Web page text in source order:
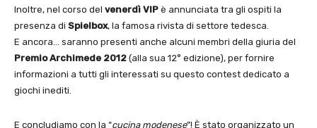
Inoltre, nel corso del venerdì VIP è annunciata tra gli ospiti la
presenza di Spielbox, la famosa rivista di settore tedesca.
E ancora… saranno presenti anche alcuni membri della giuria del
Premio Archimede 2012 (alla sua 12° edizione), per fornire
informazioni a tutti gli interessati su questo contest dedicato a
giochi inediti.
E concludiamo con la “cucina modenese”! È stato organizzato un